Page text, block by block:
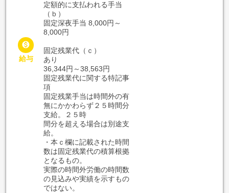

給与
定額的に支払われる手当
（ｂ）
固定深夜手当 8,000円～
8,000円
固定残業代（ｃ）
あり
36,344円～38,563円
固定残業代に関する特記事
項
固定残業手当は時間外の有
無にかかわらず２５時間分
支給。２５時
間分を超える場合は別途支
給。
・本ｃ欄に記載された時間
数は固定残業代の積算根拠
となるもの。
実際の時間外労働の時間数
の見込みや実績を示すもの
ではない。